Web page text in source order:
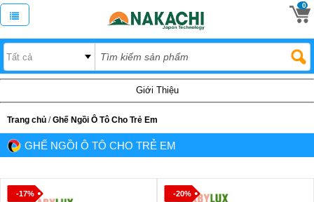
0
Giới Thiệu
Trang chủ /Ghế Ngồi Ô Tô Cho Trẻ Em
GHẾ NGỒI Ô TÔ CHO TRẺ EM
-17% -20%